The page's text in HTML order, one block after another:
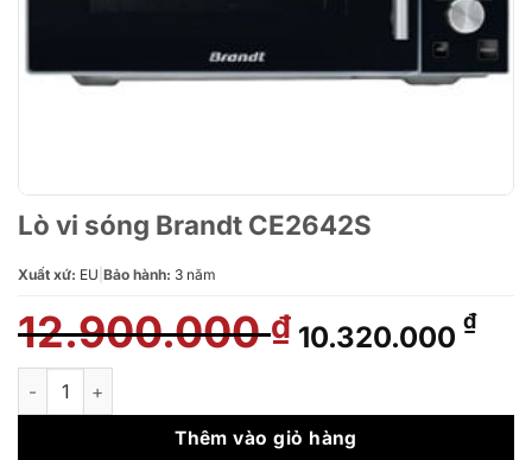
Lò vi sóng Brandt CE2642S
Xuất xứ: EU Bảo hành: 3 năm
12.900.000₫ Giá
gốc
12.900.000 ₫.
10.320.000 ₫Giá
là:
Lò vi sóng Brandt CE2642S số lượng
Thêm vào giỏ hàng